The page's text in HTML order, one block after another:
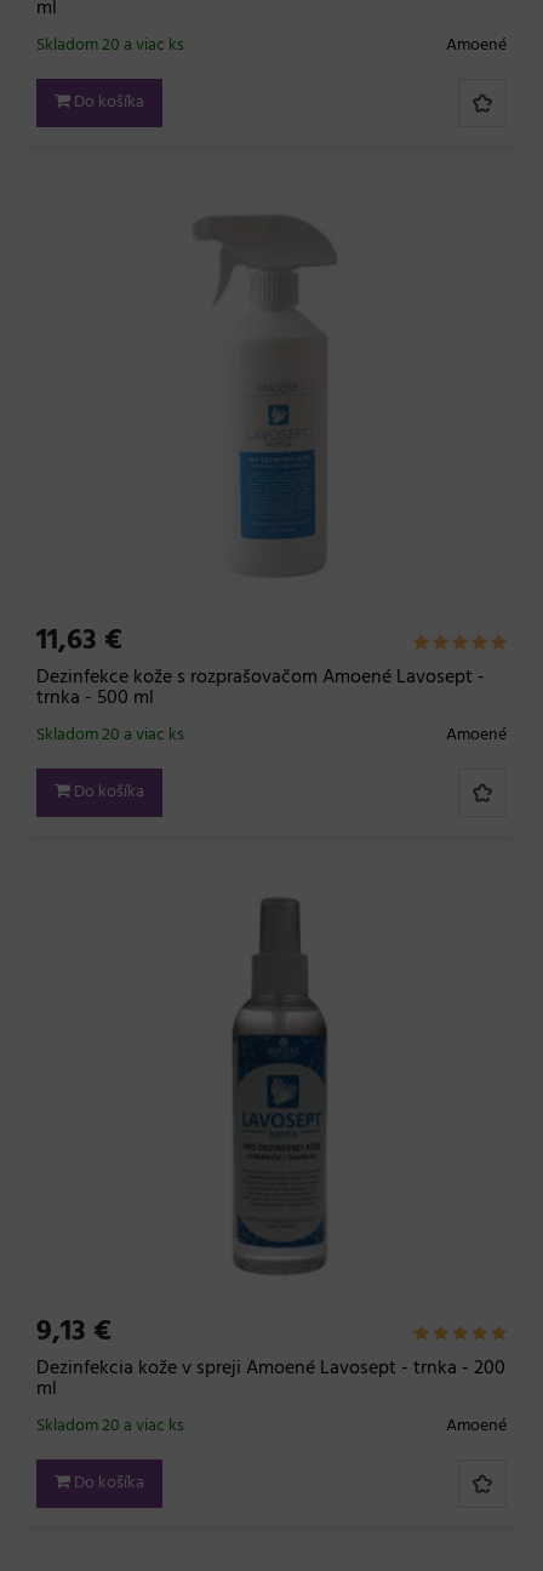
ml
Amoené
Skladom 20 a viac ks
Do košíka
11,63 €
Dezinfekce kože s rozprašovačom Amoené Lavosept -
trnka - 500 ml
Amoené
Skladom 20 a viac ks
Do košíka
9,13 €
Dezinfekcia kože v spreji Amoené Lavosept - trnka - 200
ml
Amoené
Skladom 20 a viac ks
Do košíka